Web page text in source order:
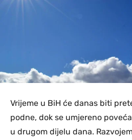
Vrijeme u BiH će danas biti
podne, dok se umjereno
u drugom dijelu dana.